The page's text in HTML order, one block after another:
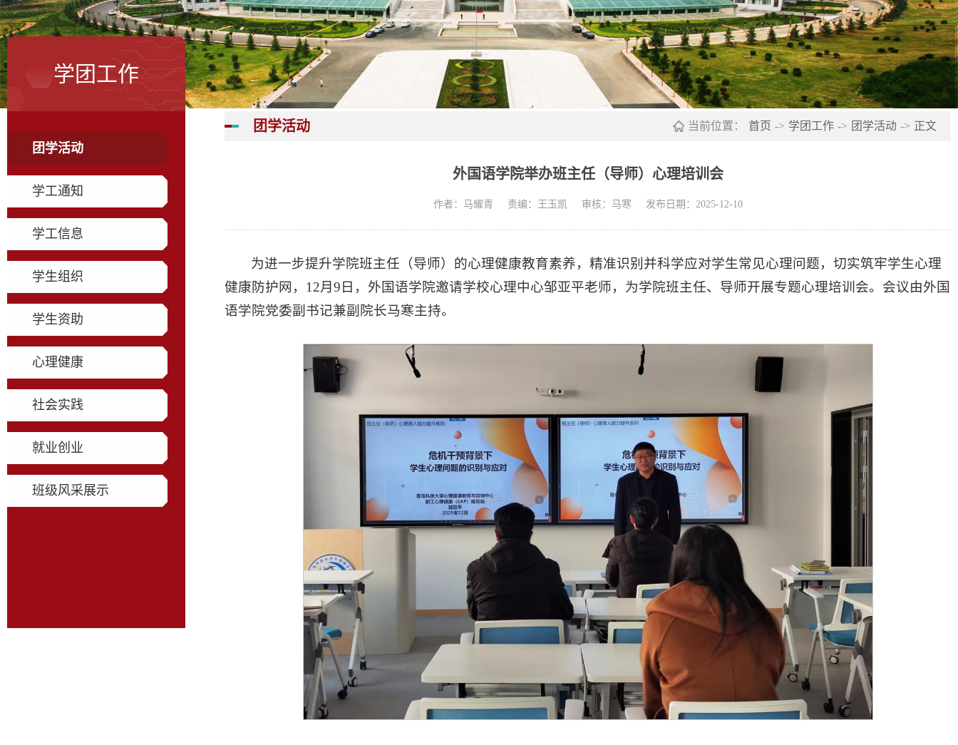
学团工作
团学活动
学工通知
学工信息
学生组织
学生资助
心理健康
社会实践
就业创业
班级风采展示
团学活动 当前位置： 首页 -> 学团工作 -> 团学活动 -> 正文
外国语学院举办班主任（导师）心理培训会
作者：马耀青 责编：王玉凯 审核：马寒 发布日期：2025-12-10
为进一步提升学院班主任（导师）的心理健康教育素养，精准识别并科学应对学生常见心理问题，切实筑牢学生心理
健康防护网，12月9日，外国语学院邀请学校心理中心邹亚平老师，为学院班主任、导师开展专题心理培训会。会议由外国
语学院党委副书记兼副院长马寒主持。